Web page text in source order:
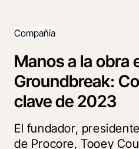
Compañía
Manos a la obra
Groundbreak:
clave de 2023
El fundador,
de Procore, Tooey